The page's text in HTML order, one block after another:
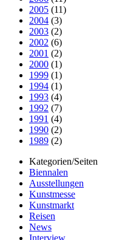
2005 (11)
2004 (3)
2003 (2)
2002 (6)
2001 (2)
2000 (1)
1999 (1)
1994 (1)
1993 (4)
1992 (7)
1991 (4)
1990 (2)
1989 (2)
Kategorien/Seiten
Biennalen
Ausstellungen
Kunstmesse
Kunstmarkt
Reisen
News